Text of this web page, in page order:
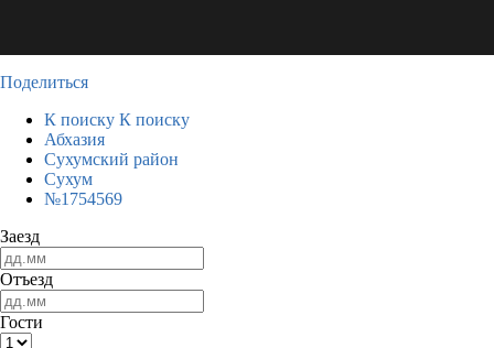
Поделиться
К поиску К поиску
Абхазия
Сухумский район
Сухум
№1754569
Заезд
Отъезд
Гости